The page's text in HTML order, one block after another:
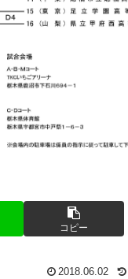
コピー
2018.06.02